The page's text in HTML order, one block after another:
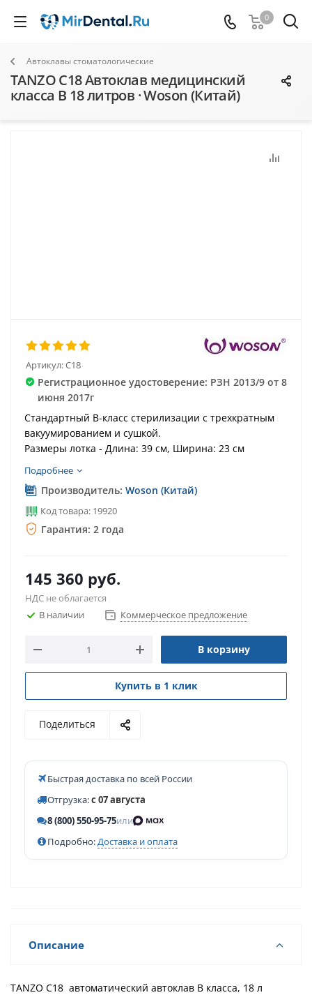
0
Автоклавы стоматологические
TANZO C18 Автоклав медицинский
класса В 18 литров · Woson (Китай)
Артикул:C18
Регистрационное удостоверение: РЗН 2013/9 от 8
июня 2017г
Стандартный В-класс стерилизации с трехкратным
вакуумированием и сушкой.
Размеры лотка - Длина: 39 см, Ширина: 23 см
Подробнее
Производитель: Woson (Китай)
Код товара: 19920
Гарантия: 2 года
145 360 руб.
НДС не облагается
В наличии
Коммерческое предложение
В корзину
Купить в 1 клик
Поделиться
Быстрая доставка по всей России
Отгрузка:с 07 августа
8 (800) 550-95-75или
Подробно:Доставка и оплата
Описание
TANZO C18 автоматический автоклав B класса, 18 л